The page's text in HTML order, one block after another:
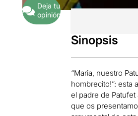
Deja tu
opinión
Sinopsis
“Maria, nuestro
hombrecito!”: esta
el padre de
que os